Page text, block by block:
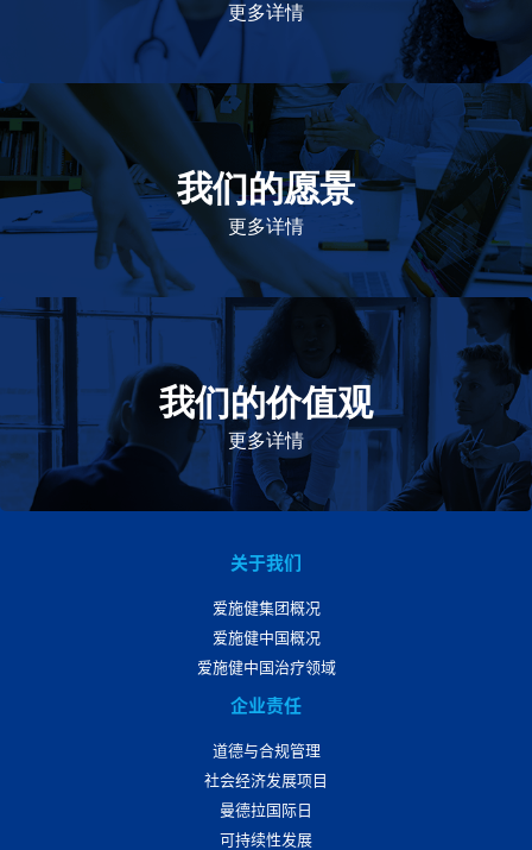
更多详情
我们的愿景
更多详情
作为一个负责任的企业公民，在全球提供优质和患者可
及的药物，传递我们的价值。
我们的价值观
更多详情
我们的价值观是爱施健存立和发展的基石。集团上下以
此为指引，为实现集团目标而共同奋斗。
关于我们
爱施健集团概况
爱施健中国概况
爱施健中国治疗领域
企业责任
道德与合规管理
社会经济发展项目
曼德拉国际日
可持续性发展